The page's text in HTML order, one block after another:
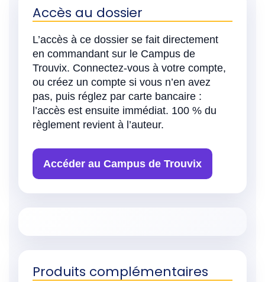
Accès au dossier
L’accès à ce dossier se fait directement
en commandant sur le Campus de
Trouvix. Connectez-vous à votre compte,
ou créez un compte si vous n’en avez
pas, puis réglez par carte bancaire :
l’accès est ensuite immédiat. 100 % du
règlement revient à l’auteur.
Accéder au Campus de Trouvix
Produits complémentaires